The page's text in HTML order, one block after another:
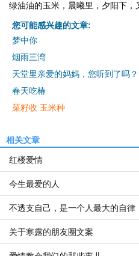
绿油油的玉米，晨曦里，夕阳下，
您可能感兴趣的文章:
梦中你
烟雨三湾
天堂里亲爱的妈妈，您听到了吗？
春天吃椿
菜籽收 玉米种
相关文章
红楼爱情
今生最爱的人
不透支自己，是一个人最大的自律
关于寒露的朋友圈文案